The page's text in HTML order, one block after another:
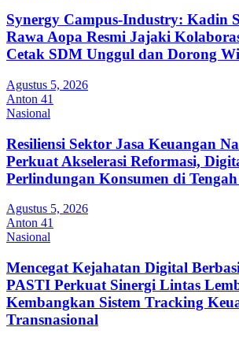
Synergy Campus-Industry: Kadin
Rawa Aopa Resmi Jajaki
Cetak SDM Unggul dan Dorong
Agustus 5, 2026
Anton 41
Nasional
Resiliensi Sektor Jasa Keuangan
Perkuat Akselerasi Reformasi,
Perlindungan Konsumen di
Agustus 5, 2026
Anton 41
Nasional
Mencegat Kejahatan Digital
PASTI Perkuat Sinergi Lintas
Kembangkan Sistem Tracking
Transnasional